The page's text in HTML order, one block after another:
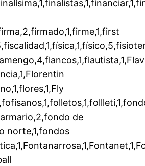
de
norte,1,fondos